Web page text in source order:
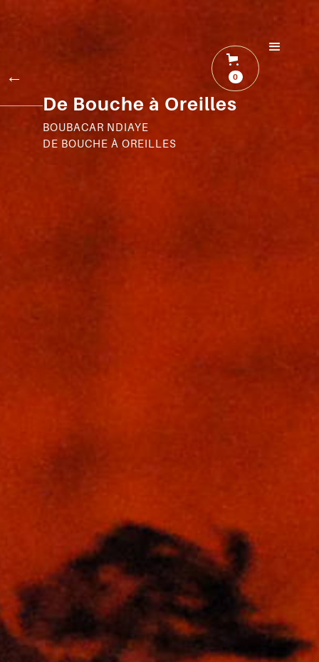
0
←
De Bouche à Oreilles
BOUBACAR NDIAYE
DE BOUCHE À OREILLES